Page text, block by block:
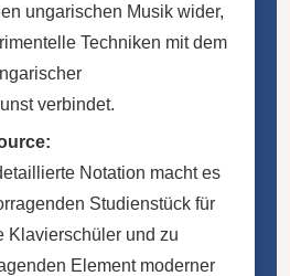
ungarischen Musik wider,
Techniken mit dem
verbindet.
Notation macht es
Studienstück für
Klavierschüler und zu
Element moderner